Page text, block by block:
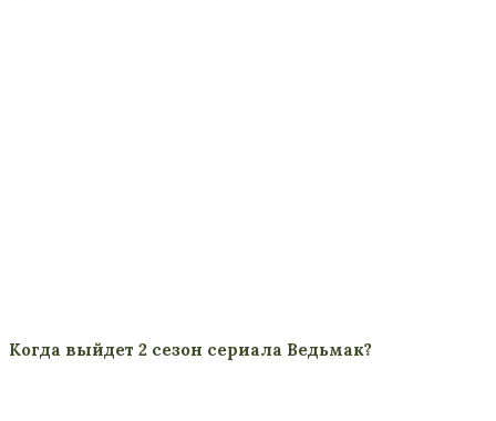
Когда выйдет 2 сезон сериала Ведьмак?